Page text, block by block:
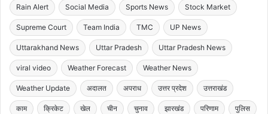
Rain Alert Social Media Sports News Stock Market
Supreme Court Team India TMC UP News
Uttarakhand News Uttar Pradesh Uttar Pradesh News
viral video Weather Forecast Weather News
Weather Update अदालत अपराध उत्तर प्रदेश उत्तराखंड
काम क्रिकेट खेल चीन चुनाव झारखंड परिणाम पुलिस